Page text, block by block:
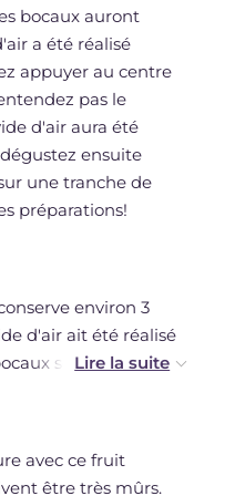
bocaux auront
a été réalisé
appuyer au centre
pas le
d'air aura été
ensuite
une tranche de
préparations!
environ 3
d'air ait été réalisé
soient
chaleur. Il est
2-3 semaines
Une fois
avec ce fruit
être très mûrs.